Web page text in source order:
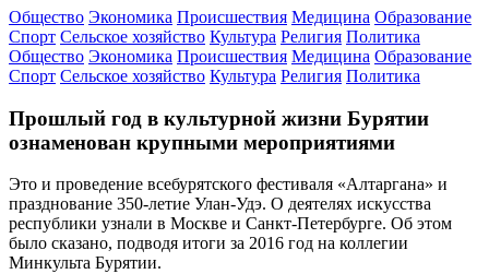
Общество Экономика Происшествия Медицина Образование
Спорт Сельское хозяйство Культура Религия Политика
Общество Экономика Происшествия Медицина Образование
Спорт Сельское хозяйство Культура Религия Политика
Прошлый год в культурной жизни Бурятии
ознаменован крупными мероприятиями
Это и проведение всебурятского фестиваля «Алтаргана» и
празднование 350-летие Улан-Удэ. О деятелях искусства
республики узнали в Москве и Санкт-Петербурге. Об этом
было сказано, подводя итоги за 2016 год на коллегии
Минкульта Бурятии.